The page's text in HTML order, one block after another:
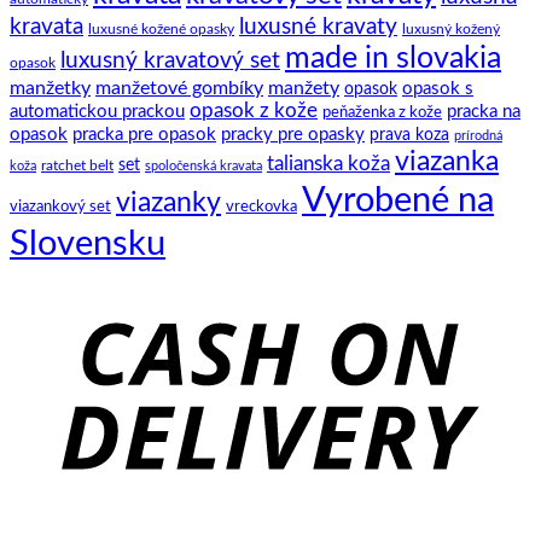
kravata luxusné kožené opasky luxusné kravaty luxusný kožený
opasok luxusný kravatový set made in slovakia
manžetky manžetové gombíky manžety opasok opasok s
automatickou prackou opasok z kože peňaženka z kože pracka na
opasok pracka pre opasok pracky pre opasky prava koza prírodná
koža ratchet belt set spoločenská kravata talianska koža viazanka
viazankový set viazanky vreckovka Vyrobené na
Slovensku